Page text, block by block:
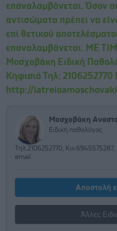
επαναλαμβάνεται. Όσον
αντισώματα πρέπει να
επί θετικού
επαναλαμβάνεται. ΜΕ
Μοσχοβάκη Ειδική
Κηφισιά Τηλ: 2106252770
http://
Μοσχοβάκη
Ειδική παθολόγος
Τηλ.2106252770, Κιν.6945575287,
email
Αποστολή
Άλλες